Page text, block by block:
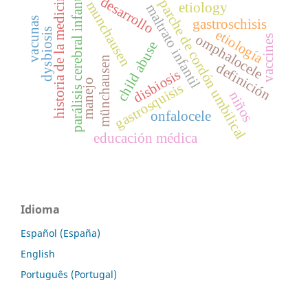
munchausenmaltrato infantil
münchausenchild abuse
gastrosquisis
onfalocele
parche de cordón umbilical
gastroschisis
omphalocele
parálisis cerebral infantil desarrollo
definición
etiología
manejo
etiology
historia de la medicina
educación médica
disbiosis
niños
dysbiosis
vacunas vaccines
Idioma
Español (España)
English
Português (Portugal)